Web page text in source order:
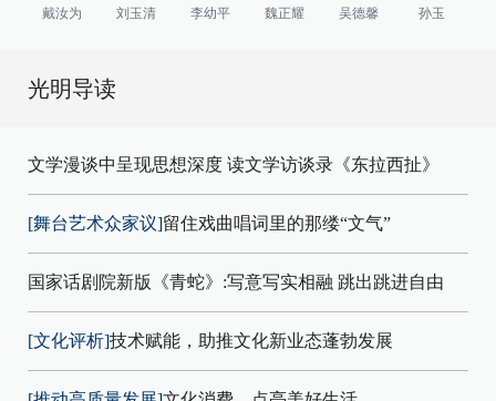
戴汝为
刘玉清 李幼平 魏正耀 吴德馨 孙玉
光明导读
文学漫谈中呈现思想深度 读文学访谈录《东拉西扯》
[舞台艺术众家议]留住戏曲唱词里的那缕“文气”
国家话剧院新版《青蛇》:写意写实相融 跳出跳进自由
[文化评析]技术赋能，助推文化新业态蓬勃发展